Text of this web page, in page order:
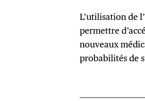
L’utilisation de
permettre
nouveaux
probabilités de